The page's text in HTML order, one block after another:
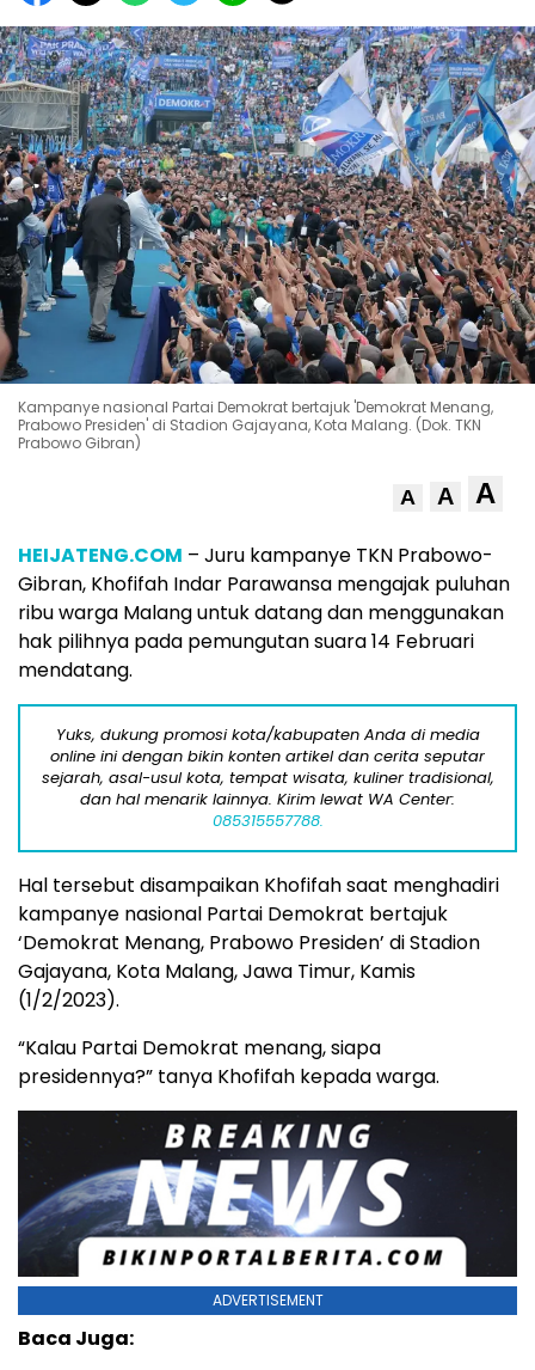
Kampanye nasional Partai Demokrat bertajuk 'Demokrat Menang,
Prabowo Presiden' di Stadion Gajayana, Kota Malang. (Dok. TKN
Prabowo Gibran)
A A A
HEIJATENG.COM – Juru kampanye TKN Prabowo-
Gibran, Khofifah Indar Parawansa mengajak puluhan
ribu warga Malang untuk datang dan menggunakan
hak pilihnya pada pemungutan suara 14 Februari
mendatang.
Yuks, dukung promosi kota/kabupaten Anda di media
online ini dengan bikin konten artikel dan cerita seputar
sejarah, asal-usul kota, tempat wisata, kuliner tradisional,
dan hal menarik lainnya. Kirim lewat WA Center:
085315557788.
Hal tersebut disampaikan Khofifah saat menghadiri
kampanye nasional Partai Demokrat bertajuk
‘Demokrat Menang, Prabowo Presiden’ di Stadion
Gajayana, Kota Malang, Jawa Timur, Kamis
(1/2/2023).
“Kalau Partai Demokrat menang, siapa
presidennya?” tanya Khofifah kepada warga.
ADVERTISEMENT
Baca Juga: